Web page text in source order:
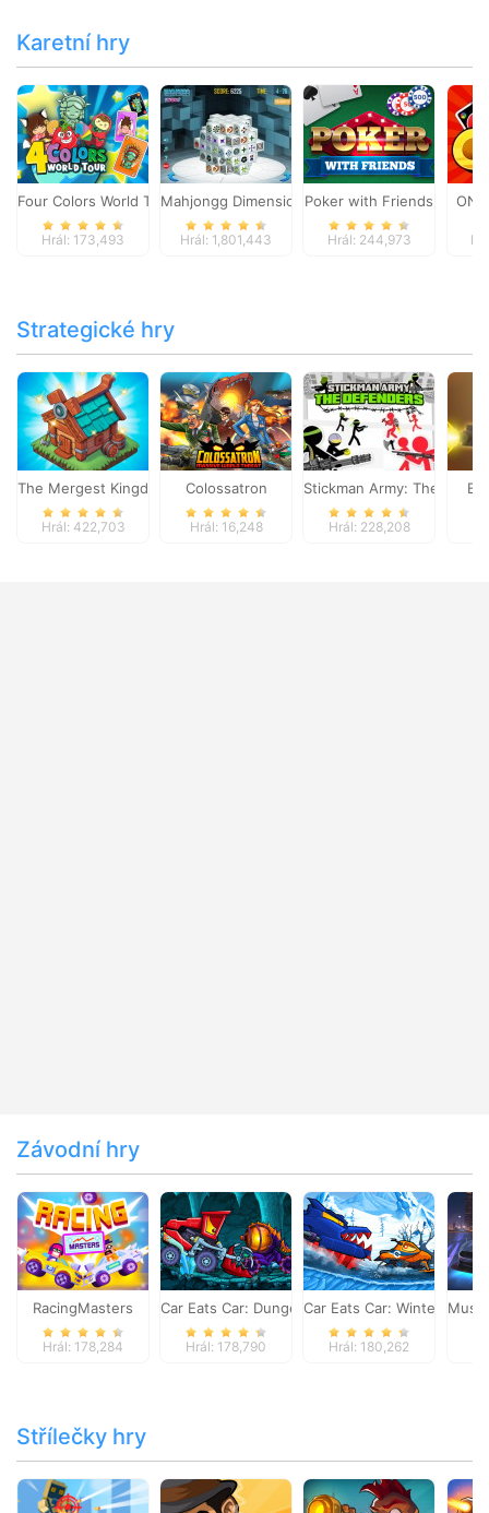
Karetní hry
Four Colors World Tour
Hrál: 173,493
Mahjongg Dimensions
Hrál: 1,801,443
Poker with Friends
Hrál: 244,973
Strategické hry
The Mergest Kingdom
Hrál: 422,703
Colossatron
Hrál: 16,248
Stickman Army: The
Hrál: 228,208
Závodní hry
RacingMasters
Hrál: 178,284
Car Eats Car: Dungeon Adventure
Hrál: 178,790
Car Eats Car: Winter
Hrál: 180,262
Střílečky hry